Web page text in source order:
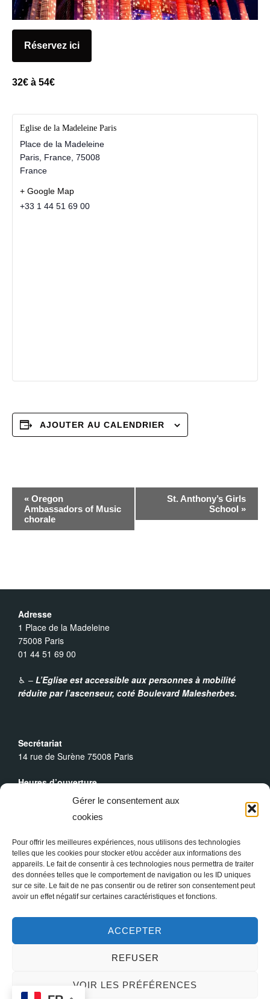
Gérer le consentement aux
cookies
Pour offrir les meilleures expériences, nous utilisons des technologies
telles que les cookies pour stocker et/ou accéder aux informations des
appareils. Le fait de consentir à ces technologies nous permettra de traiter
des données telles que le comportement de navigation ou les ID uniques
sur ce site. Le fait de ne pas consentir ou de retirer son consentement peut
avoir un effet négatif sur certaines caractéristiques et fonctions.
ACCEPTER
REFUSER
VOIR LES PRÉFÉRENCES
Réservez ici
32€ à 54€
Eglise de la Madeleine Paris
Place de la Madeleine
Paris, France 75008
France
+ Google Map
+33 1 44 51 69 00
AJOUTER AU CALENDRIER
a
i
g
è
n
« Oregon
Ambassadors of Music
chorale
St. Anthony’s Girls
School »
Adresse
1 Place de la Madeleine
75008 Paris
01 44 51 69 00
♿︎ – L’Eglise est accessible aux personnes à mobilité
réduite par l’ascenseur, coté Boulevard Malesherbes.
Secrétariat
14 rue de Surène 75008 Paris
Heures d’ouverture
Du lundi au dimanche : 9h30 - 19h00
Messes Dominicales
Dimanche, messe à10h30et18h
Copyright © 2026 Sainte Marie-Madeleine à Paris